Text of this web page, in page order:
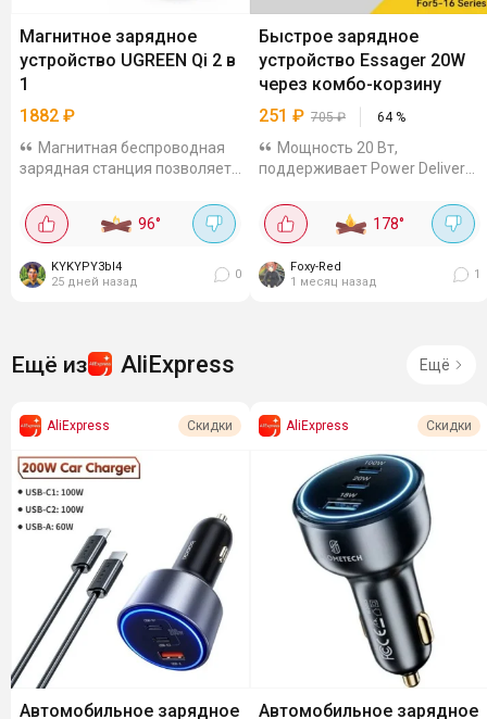
Магнитное зарядное
устройство UGREEN Qi 2 в
1
1882 ₽
Магнитная беспроводная
зарядная станция позволяет
смартфон (с поддержкой
MagSafe) и наушники (AirPods
зарядкой). Имеет...
96°
KYKYPY3bI4
25 дней назад
0
Быстрое зарядное
устройство Essager 20W
через комбо-корзину
251 ₽ 705₽ 64%
Мощность 20 Вт,
поддерживает Power Delivery
для iPhone и большинства
Android-смартфонов,
обычных адаптеров. Формат
маленький,...
178°
Foxy-Red
1 месяц назад
1
Ещё из AliExpress Ещё
AliExpress Скидки
Автомобильное зарядное
AliExpress Скидки
Автомобильное зарядное